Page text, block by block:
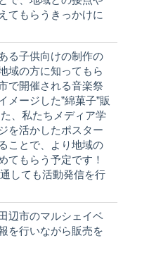
てもらうきっかけに
る子供向けの制作の
域の方に知ってもら
で開催される音楽祭
メージした”綿菓子”販
、私たちメディア学
を活かしたポスター
ことで、より地域の
てもらう予定です！
しても活動発信を行
辺市のマルシェイベ
を行いながら販売を